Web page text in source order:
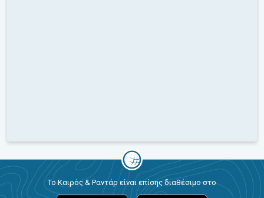
Το Καιρός & Ραντάρ είναι επίσης διαθέσιμο στο